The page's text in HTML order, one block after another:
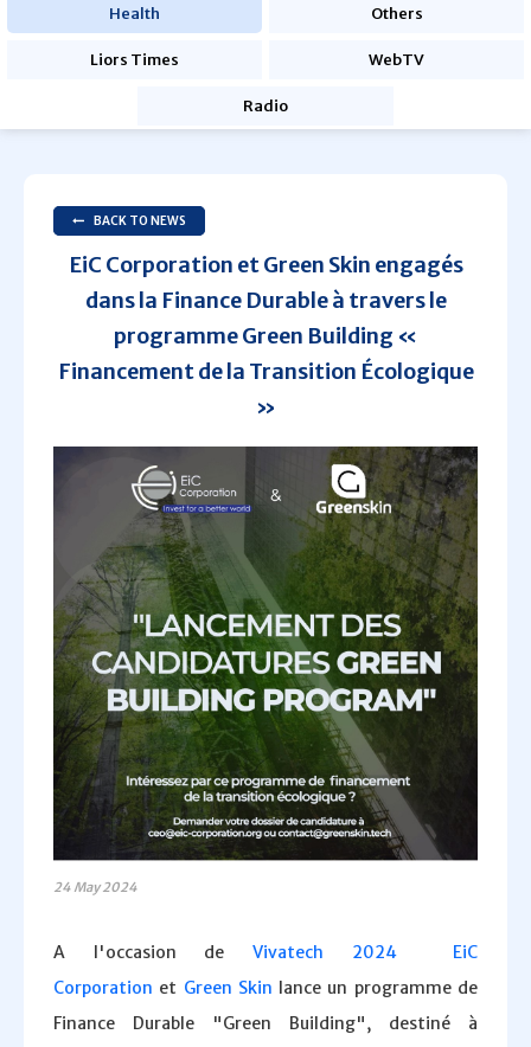
Health Others
Liors Times WebTV
Radio
BACK TO NEWS
EiC Corporation et Green Skin engagés
dans la Finance Durable à travers le
programme Green Building «
Financement de la Transition Écologique
»
24 May 2024
A l'occasion de Vivatech 2024
EiC
Corporation et Green Skin lance un programme de
Finance Durable "Green Building", destiné à